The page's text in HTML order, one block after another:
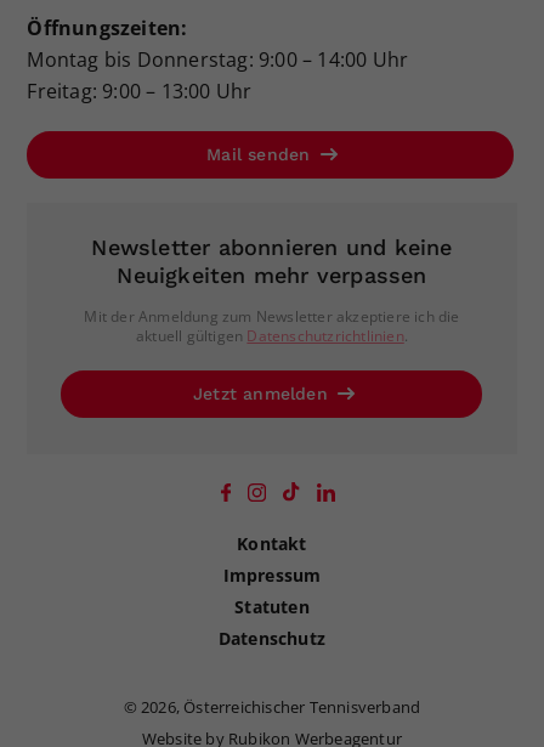
Öffnungszeiten:
Montag bis Donnerstag: 9:00 – 14:00 Uhr
Freitag: 9:00 – 13:00 Uhr
Mail senden
Newsletter abonnieren und keine
Neuigkeiten mehr verpassen
Mit der Anmeldung zum Newsletter akzeptiere ich die
aktuell gültigen Datenschutzrichtlinien.
Jetzt anmelden
Kontakt
Impressum
Statuten
Datenschutz
©2026, Österreichischer Tennisverband
Website by Rubikon Werbeagentur